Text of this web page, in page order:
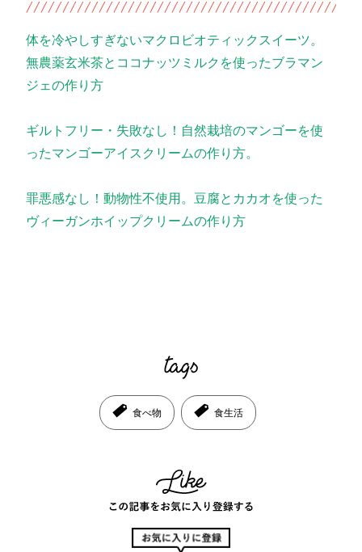
体を冷やしすぎないマクロビオティックスイーツ。
無農薬玄米茶とココナッツミルクを使ったブラマン
ジェの作り方
ギルトフリー・失敗なし！自然栽培のマンゴーを使
ったマンゴーアイスクリームの作り方。
罪悪感なし！動物性不使用。豆腐とカカオを使った
ヴィーガンホイップクリームの作り方
食べ物 食生活